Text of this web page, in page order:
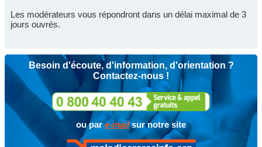
Les modérateurs vous répondront dans un délai maximal de 3
jours ouvrés.
Besoin d'écoute, d'information, d'orientation ?
Contactez-nous !
ou pare-mailsur notre site